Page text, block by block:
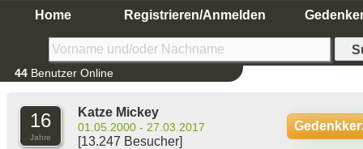
Home Registrieren/Anmelden
44 Benutzer Online
16
Jahre
Katze Mickey
01.05.2000 - 27.03.2017
[13.247 Besucher]